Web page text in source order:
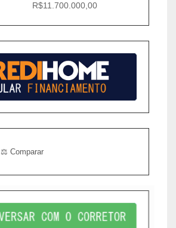
R$11.700.000,00
⚖ Comparar